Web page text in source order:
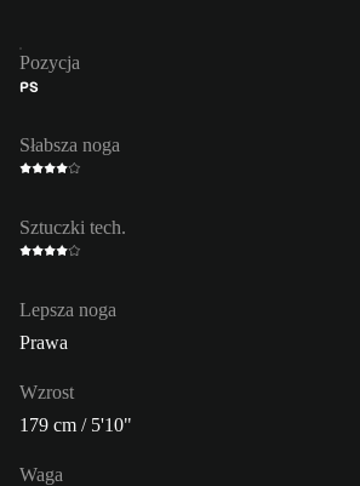
Pozycja
PS
Słabsza noga
Sztuczki tech.
Lepsza noga
Prawa
Wzrost
179 cm / 5'10"
Waga